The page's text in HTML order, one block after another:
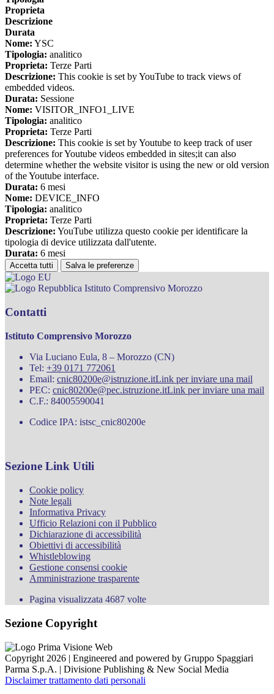
Proprieta
Descrizione
Durata
Nome: YSC
Tipologia: analitico
Proprieta: Terze Parti
Descrizione: This cookie is set by YouTube to track views of
embedded videos.
Durata: Sessione
Nome: VISITOR_INFO1_LIVE
Tipologia: analitico
Proprieta: Terze Parti
Descrizione: This cookie is set by Youtube to keep track of user
preferences for Youtube videos embedded in sites;it can also
determine whether the website visitor is using the new or old version
of the Youtube interface.
Durata: 6 mesi
Nome: DEVICE_INFO
Tipologia: analitico
Proprieta: Terze Parti
Descrizione: YouTube utilizza questo cookie per identificare la
tipologia di device utilizzata dall'utente.
Durata: 6 mesi
Accetta tutti Salva le preferenze
Istituto Comprensivo Morozzo
Contatti
Istituto Comprensivo Morozzo
Via Luciano Eula, 8 – Morozzo (CN)
Tel: +39 0171 772061
Email: cnic80200e@istruzione.itLink per inviare una mail
PEC: cnic80200e@pec.istruzione.itLink per inviare una mail
C.F.: 84005590041
Codice IPA: istsc_cnic80200e
Sezione Link Utili
Cookie policy
Note legali
Informativa Privacy
Ufficio Relazioni con il Pubblico
Dichiarazione di accessibilità
Obiettivi di accessibilità
Whistleblowing
Gestione consensi cookie
Amministrazione trasparente
Pagina visualizzata 4687 volte
Sezione Copyright
Copyright 2026 | Engineered and powered by Gruppo Spaggiari
Parma S.p.A. | Divisione Publishing & New Social Media
Disclaimer trattamento dati personali